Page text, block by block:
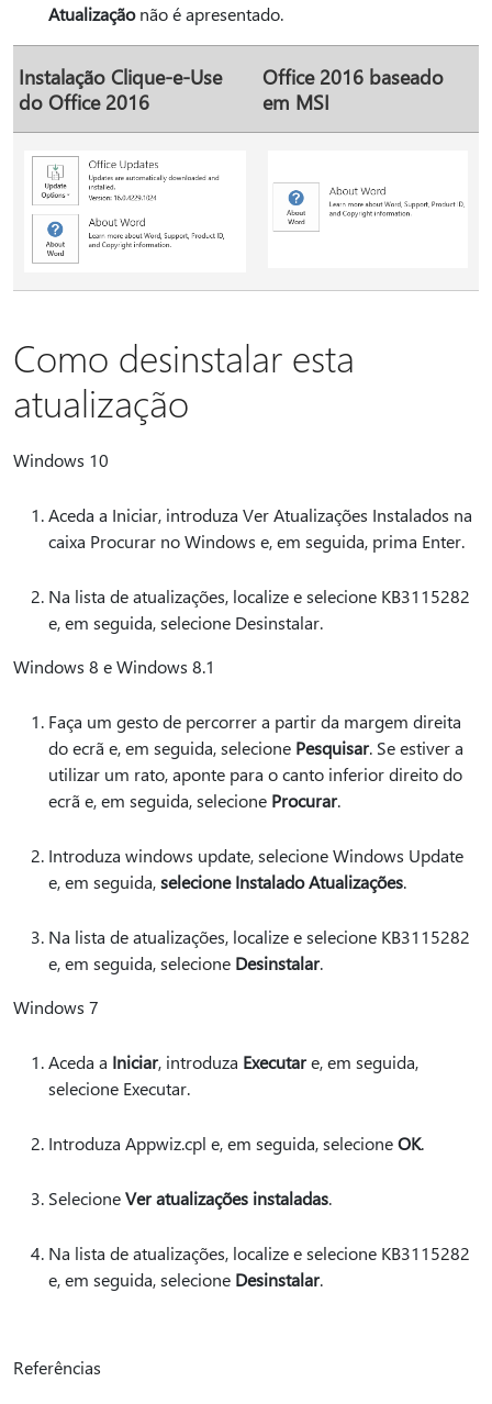
Atualizaçãonão é apresentado.
Instalação Clique-e-Use
do Office 2016
Office 2016 baseado
em MSI
Como desinstalar esta
atualização
Windows 10
Aceda a Iniciar, introduza Ver Atualizações Instalados na
caixa Procurar no Windows e, em seguida, prima Enter.
Na lista de atualizações, localize e selecione KB3115282
e, em seguida, selecione Desinstalar.
Windows 8 e Windows 8.1
Faça um gesto de percorrer a partir da margem direita
do ecrã e, em seguida, selecione Pesquisar. Se estiver a
utilizar um rato, aponte para o canto inferior direito do
ecrã e, em seguida, selecione Procurar.
Introduza windows update, selecione Windows Update
e, em seguida,selecione Instalado Atualizações.
Na lista de atualizações, localize e selecione KB3115282
e, em seguida, selecione Desinstalar.
Windows 7
Aceda a Iniciar, introduza Executare, em seguida,
selecione Executar.
Introduza Appwiz.cpl e, em seguida, selecioneOK.
SelecioneVer atualizações instaladas.
Na lista de atualizações, localize e selecione KB3115282
e, em seguida, selecione Desinstalar.
Referências